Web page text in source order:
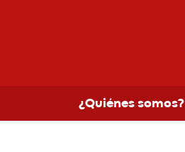
¿Quiénes somos?